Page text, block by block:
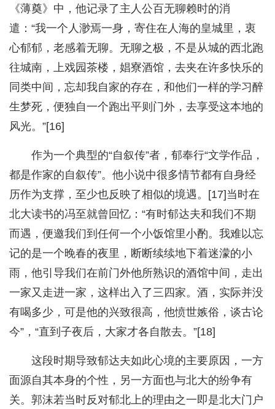
《薄奠》中，他记录了主人公百无聊赖时的消
遣：“我一个人渺焉一身，寄住在人海的皇城里，衷
心郁郁，老感着无聊。无聊之极，不是从城的西北跑
往城南，上戏园茶楼，娼寮酒馆，去夹在许多快乐的
同类中间，忘却我自家的存在，和他们一样的学习醉
生梦死，便独自一个跑出平则门外，去享受这本地的
风光。”[16]
作为一个典型的“自叙传”者，郁奉行“文学作品，
都是作家的自叙传”。他小说中很多情节都有自身经
历作为支撑，至少也反映了相似的境遇。[17]当时在
北大读书的冯至就曾回忆：“有时郁达夫和我们不期
而遇，便邀我们到任何一个小饭馆里小酌。我难以忘
记的是一个晚春的夜里，断断续续地下着迷濛的小
雨，他引导我们在前门外他所熟识的酒馆中间，走出
一家又走进一家，这样出入了三四家。酒，实际并没
有喝多少，可是他的兴致很高，他愤世嫉俗，谈古论
今”，“直到子夜后，大家才各自散去。”[18]
这段时期导致郁达夫如此心境的主要原因，一方
面源自其本身的个性，另一方面也与北大的纷争有
关。郭沫若当时反对郁北上的理由之一即是北大门户